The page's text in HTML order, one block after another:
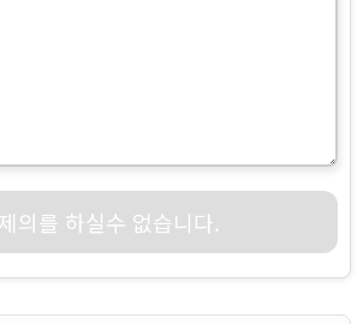
의를 하실수 없습니다.